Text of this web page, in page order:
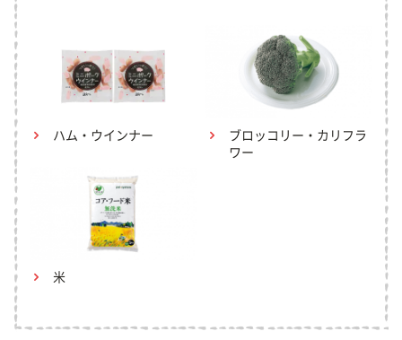
ハム・ウインナー
ブロッコリー・カリフラ
ワー
米